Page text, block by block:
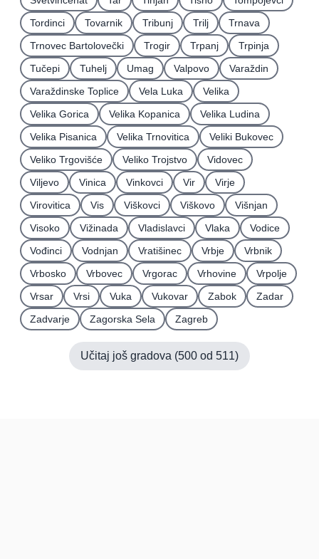
Tordinci
Tovarnik Tribunj Trilj
Trnava
Trnovec Bartolovečki
Trogir Trpanj
Trpinja
Tučepi
Tuhelj Umag Valpovo
Varaždin
Varaždinske Toplice
Vela Luka
Velika
Velika Gorica
Velika Kopanica
Velika Ludina
Velika Pisanica
Velika Trnovitica
Veliki Bukovec
Veliko Trgovišće
Veliko Trojstvo
Vidovec
Viljevo
Vinica Vinkovci Vir
Virje
Virovitica
Vis Viškovci Viškovo
Višnjan
Visoko
Vižinada Vladislavci Vlaka
Vodice
Vođinci
Vodnjan Vratišinec Vrbje
Vrbnik
Vrbosko
Vrbovec Vrgorac Vrhovine
Vrpolje
Vrsar
Vrsi Vuka Vukovar Zabok
Zadar
Zadvarje
Zagorska Sela Zagreb
Učitaj još gradova (500 od 511)